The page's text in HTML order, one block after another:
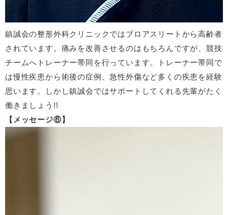
鎮誠会の整形外科クリニックではプロアスリートから高齢
されています。痛みを改善させるのはもちろんですが、競
チームへトレーナー帯同を行っています。トレーナー帯同
は慢性疾患から術後の症例、急性外傷など多くの疾患を経
思います。しかし鎮誠会ではサポートしてくれる先輩がた
働きましょう!!
メッセージ⑥